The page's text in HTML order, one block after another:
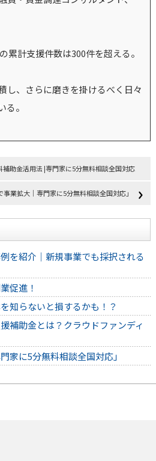
累計支援件数は300件を超える。
し、さらに磨きを掛けるべく日々
。
助金活用法 |専門家に5分無料相談全国対応
事業拡大｜専門家に5分無料相談全国対応」
を紹介｜新規事業でも採択される
促進！
知らないと損するかも！？
補助金とは？クラウドファンディ
家に5分無料相談全国対応」